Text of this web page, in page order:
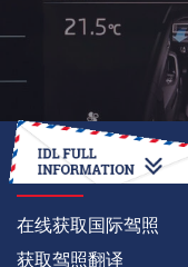
如何
在线获取国际驾照
获取驾照翻译